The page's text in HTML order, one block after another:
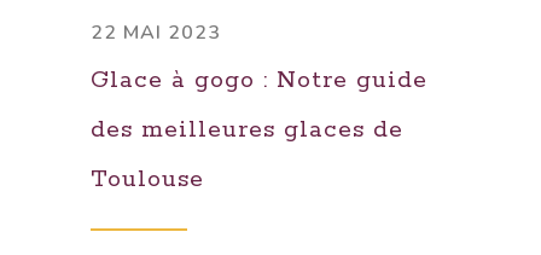
22 MAI 2023
Glace à gogo : Notre guide
des meilleures glaces de
Toulouse